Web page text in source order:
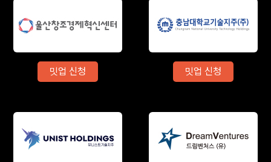
밋업 신청 밋업 신청